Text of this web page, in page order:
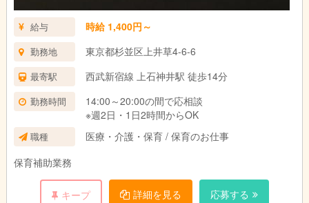
給与 時給 1,400円～
勤務地 東京都杉並区上井草4-6-6
最寄駅 西武新宿線 上石神井駅 徒歩14分
勤務時間
14:00～20:00の間で応相談
※週2日・1日2時間からOK
職種
医療・介護・保育 / 保育のお仕事
保育補助業務
キープ 詳細を見る 応募する